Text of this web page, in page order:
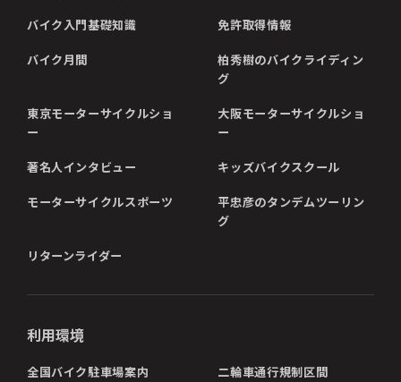
バイク入門基礎知識 免許取得情報
バイク月間
柏秀樹のバイクライディン
グ
東京モーターサイクルショ
ー
大阪モーターサイクルショ
ー
著名人インタビュー キッズバイクスクール
モーターサイクルスポーツ
平忠彦のタンデムツーリン
グ
リターンライダー
利用環境
全国バイク駐車場案内 二輪車通行規制区間